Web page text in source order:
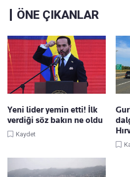
ÖNE ÇIKANLAR
Yeni lider yemin etti! İlk
verdiği söz bakın ne oldu
Kaydet